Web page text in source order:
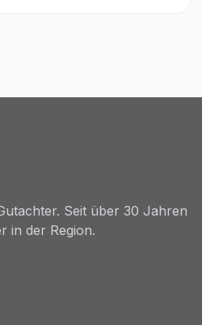
Seit über 30 Jahren
in der Region.